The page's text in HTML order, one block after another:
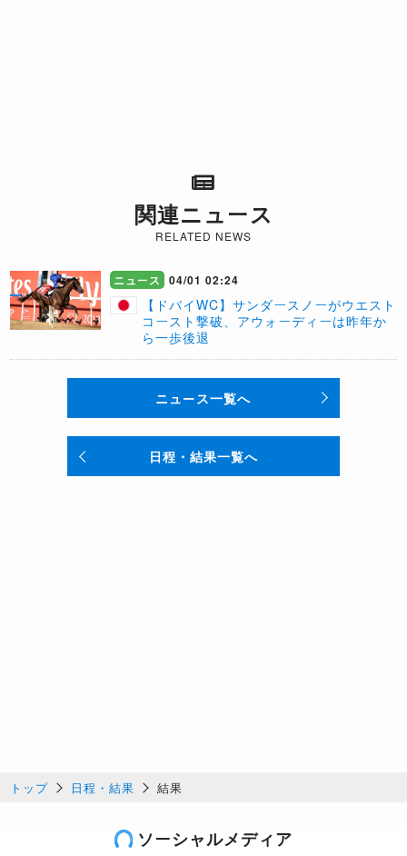
関連ニュース
RELATED NEWS
ニュース 04/01 02:24
【ドバイWC】サンダースノーがウエスト
コースト撃破、アウォーディーは昨年か
ら一歩後退
ニュース一覧へ
日程・結果一覧へ
トップ 日程・結果 結果
ソーシャルメディア